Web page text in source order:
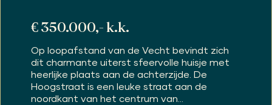
€ 350.000,- k.k.
Op loopafstand van de Vecht bevindt zich
dit charmante uiterst sfeervolle huisje met
heerlijke plaats aan de achterzijde. De
Hoogstraat is een leuke straat aan de
noordkant van het centrum van...